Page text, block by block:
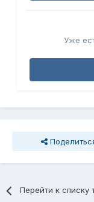
Уже
Перейти к списку